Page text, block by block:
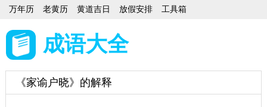
万年历 老黄历 黄道吉日 放假安排 工具箱
成语大全
《家谕户晓》的解释